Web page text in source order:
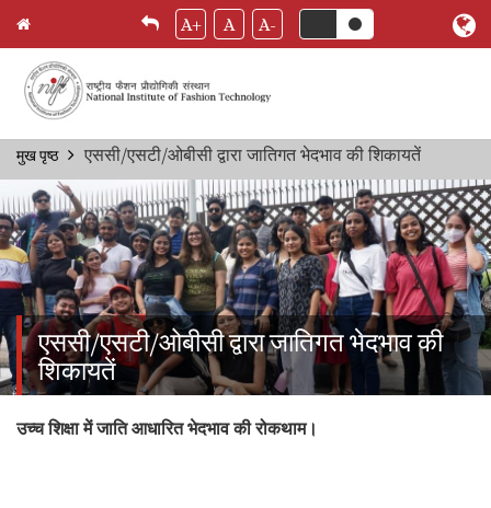
Skip
main
content
A+ A A-
Breadcrumb
मुख पृष्ठ एससी/एसटी/ओबीसी द्वारा जातिगत भेदभाव की शिकायतें
एससी/एसटी/ओबीसी द्वारा जातिगत भेदभाव की
शिकायतें
उच्च शिक्षा में जाति आधारित भेदभाव की रोकथाम।